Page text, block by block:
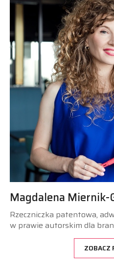
Magdalena Miernik-
Rzeczniczka patentowa,
w prawie autorskim dla
ZOBACZ